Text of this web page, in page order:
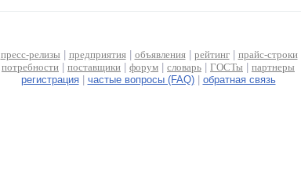
пресс-релизы предприятия| объявления| рейтинг| прайс-строки|
потребности
поставщики форум словарь ГОСТы
партнеры
регистрация| частые вопросы (FAQ)| обратная связь